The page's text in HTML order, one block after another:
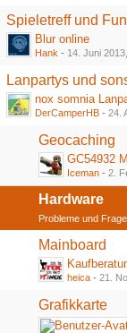
Spieletreff und
Blur online
Hank - 14. Juni
Lanpartys und
nox somnia
DerCamperHB - 24.
Geocaching
GC54932
Iceman - 2.
Hardware
Probleme und
Mainboard
heica - 21.
Grafikkarte